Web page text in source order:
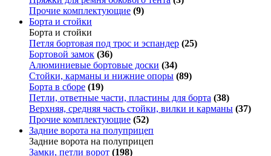
Прочие комплектующие (9)
Борта и стойки
Борта и стойки
Петля бортовая под трос и эспандер (25)
Бортовой замок (36)
Алюминиевые бортовые доски (34)
Стойки, карманы и нижние опоры (89)
Борта в сборе (19)
Петли, ответные части, пластины для борта (38)
Верхняя, средняя часть стойки, вилки и карманы (37)
Прочие комплектующие (52)
Задние ворота на полуприцеп
Задние ворота на полуприцеп
Замки, петли ворот (198)